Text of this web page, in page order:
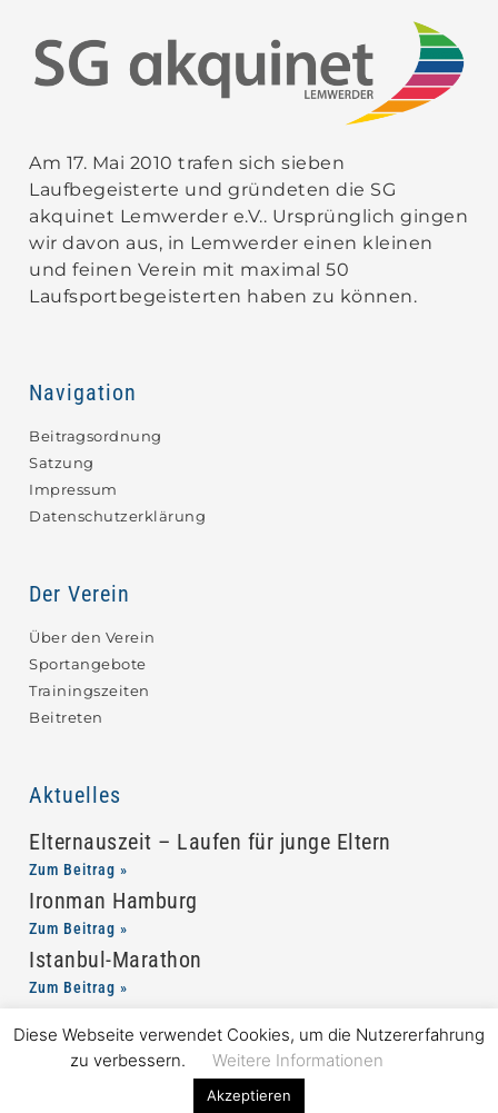
Am 17. Mai 2010 trafen sich sieben
Laufbegeisterte und gründeten die SG
akquinet Lemwerder e.V.. Ursprünglich gingen
wir davon aus, in Lemwerder einen kleinen
und feinen Verein mit maximal 50
Laufsportbegeisterten haben zu können.
Navigation
Beitragsordnung
Satzung
Impressum
Datenschutzerklärung
Der Verein
Über den Verein
Sportangebote
Trainingszeiten
Beitreten
Aktuelles
Elternauszeit – Laufen für junge Eltern
Zum Beitrag »
Ironman Hamburg
Zum Beitrag »
Istanbul-Marathon
Zum Beitrag »
Diese Webseite verwendet Cookies, um die Nutzererfahrung
zu verbessern. Weitere Informationen
Akzeptieren